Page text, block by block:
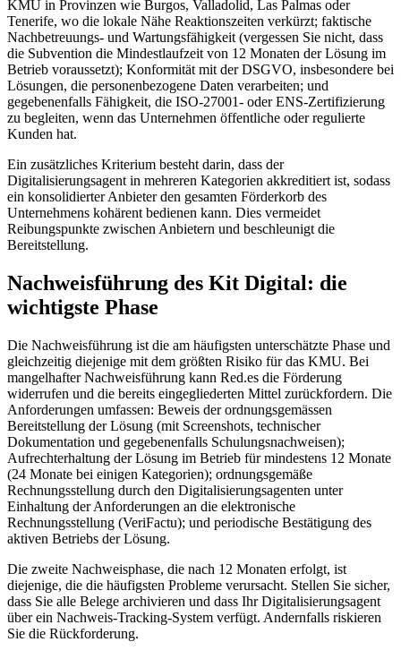
KMU in Provinzen wie Burgos, Valladolid, Las Palmas oder
Tenerife, wo die lokale Nähe Reaktionszeiten verkürzt; faktische
Nachbetreuungs- und Wartungsfähigkeit (vergessen Sie nicht, dass
die Subvention die Mindestlaufzeit von 12 Monaten der Lösung im
Betrieb voraussetzt); Konformität mit der DSGVO, insbesondere bei
Lösungen, die personenbezogene Daten verarbeiten; und
gegebenenfalls Fähigkeit, die ISO-27001- oder ENS-Zertifizierung
zu begleiten, wenn das Unternehmen öffentliche oder regulierte
Kunden hat.
Ein zusätzliches Kriterium besteht darin, dass der
Digitalisierungsagent in mehreren Kategorien akkreditiert ist, sodass
ein konsolidierter Anbieter den gesamten Förderkorb des
Unternehmens kohärent bedienen kann. Dies vermeidet
Reibungspunkte zwischen Anbietern und beschleunigt die
Bereitstellung.
Nachweisführung des Kit Digital: die
wichtigste Phase
Die Nachweisführung ist die am häufigsten unterschätzte Phase und
gleichzeitig diejenige mit dem größten Risiko für das KMU. Bei
mangelhafter Nachweisführung kann Red.es die Förderung
widerrufen und die bereits eingegliederten Mittel zurückfordern. Die
Anforderungen umfassen: Beweis der ordnungsgemässen
Bereitstellung der Lösung (mit Screenshots, technischer
Dokumentation und gegebenenfalls Schulungsnachweisen);
Aufrechterhaltung der Lösung im Betrieb für mindestens 12 Monate
(24 Monate bei einigen Kategorien); ordnungsgemäße
Rechnungsstellung durch den Digitalisierungsagenten unter
Einhaltung der Anforderungen an die elektronische
Rechnungsstellung (VeriFactu); und periodische Bestätigung des
aktiven Betriebs der Lösung.
Die zweite Nachweisphase, die nach 12 Monaten erfolgt, ist
diejenige, die die häufigsten Probleme verursacht. Stellen Sie sicher,
dass Sie alle Belege archivieren und dass Ihr Digitalisierungsagent
über ein Nachweis-Tracking-System verfügt. Andernfalls riskieren
Sie die Rückforderung.